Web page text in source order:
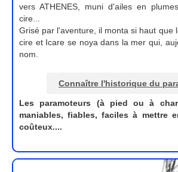
vers ATHENES, muni d'ailes en
cire...
Grisé par l'aventure, il monta si haut que
cire et Icare se noya dans la mer qui,
nom.
Connaître l'historique du
Les paramoteurs (à pied ou à
maniables, fiables, faciles à mettre
coûteux....